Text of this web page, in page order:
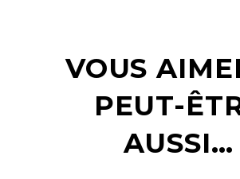
VOUS
PEUT-
AUSSI…